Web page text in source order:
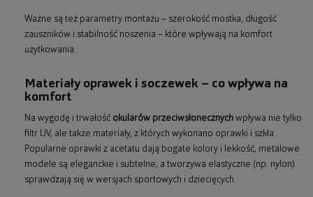
Ważne są też parametry montażu – szerokość mostka, długość
zauszników i stabilność noszenia – które wpływają na komfort
użytkowania.
Materiały oprawek i soczewek – co wpływa na
komfort
Na wygodę i trwałość okularów przeciwsłonecznych wpływa nie tylko
filtr UV, ale także materiały, z których wykonano oprawki i szkła.
Popularne oprawki z acetatu dają bogate kolory i lekkość, metalowe
modele są eleganckie i subtelne, a tworzywa elastyczne (np. nylon)
sprawdzają się w wersjach sportowych i dziecięcych.